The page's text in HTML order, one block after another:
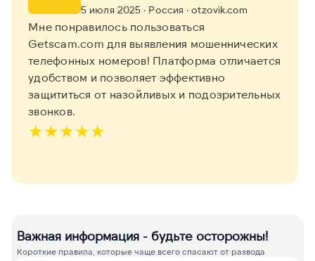
5 июля 2025 · Россия · otzovik.com
Мне понравилось пользоваться
Getscam.com для выявления мошеннических
телефонных номеров! Платформа отличается
удобством и позволяет эффективно
защититься от назойливых и подозрительных
звонков.
★★★★★
Важная информация - будьте осторожны!
Короткие правила, которые чаще всего спасают от развода